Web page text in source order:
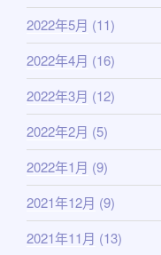
2022年5月 (11)
2022年4月 (16)
2022年3月 (12)
2022年2月 (5)
2022年1月 (9)
2021年12月 (9)
2021年11月 (13)